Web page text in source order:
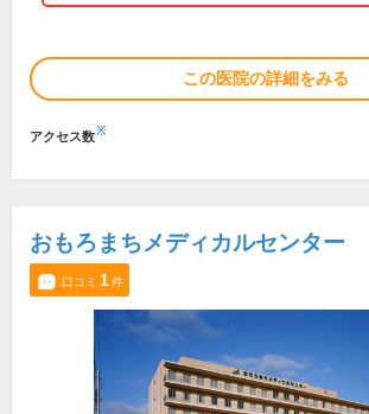
この医院の詳細をみる
アクセス数※
おもろまちメディカルセンター
口コミ 1件